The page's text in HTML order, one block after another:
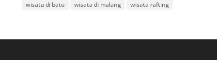
wisata di batu
wisata di malang wisata rafting